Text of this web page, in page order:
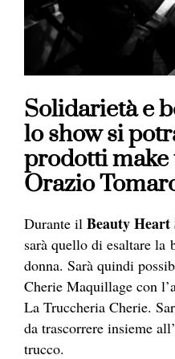
Solidarietà e
lo show si
prodotti
Orazio
Durante il Beauty Heart
sarà quello di esaltare la
donna. Sarà quindi
Cherie Maquillage con
La Truccheria Cherie.
da trascorrere insieme
trucco.